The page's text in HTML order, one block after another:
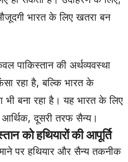
भारत के लिए खतरा बन
पाकिस्तान की अर्थव्यवस्था
रहा है, बल्कि भारत के
बना रहा है। यह भारत के लिए
दूसरी तरफ सैन्य।
को हथियारों की आपूर्ति
पर हथियार और सैन्य तकनीक